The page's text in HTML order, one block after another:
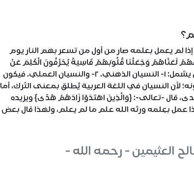
إذا لم يعمل بعلمه صار من أول من تسعر بهم النار يوم
لَعَنَّاهُمْ وَجَعَلْنَا قُلُوبَهُمْ قَاسِيَةً يُحَرِّفُونَ الْكَلِمَ عَنْ
مَوَاضِعِهِ وَنَسُوا حَظًّا مِمَّا ذُكِّرُوا بِهِ} وهذا النسيان يشمل: ١- النسيان الذهني. ٢- والنسيان العملي. فيكون
لأن النسيان في اللغة العربية يُطلق بمعنى التّرك، أما
قال -تعالى-: {وَالَّذِينَ اهْتَدَوْا زَادَهُمْ هُدًى} ويزيده
عمل بعِلمه ورثه الله علم ما لم يعلم، ولهذا قال بعض
العثيمين - رحمه الله -